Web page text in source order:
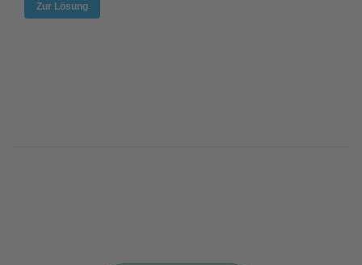
Zur Lösung